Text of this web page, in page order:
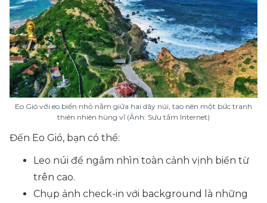
Eo Gió với eo biển nhỏ nằm giữa hai dãy núi, tạo nên một bức tranh
thiên nhiên hùng vĩ (Ảnh: Sưu tầm Internet)
Đến Eo Gió, bạn có thể:
Leo núi để ngắm nhìn toàn cảnh vịnh biển từ
trên cao.
Chụp ảnh check-in với background là những